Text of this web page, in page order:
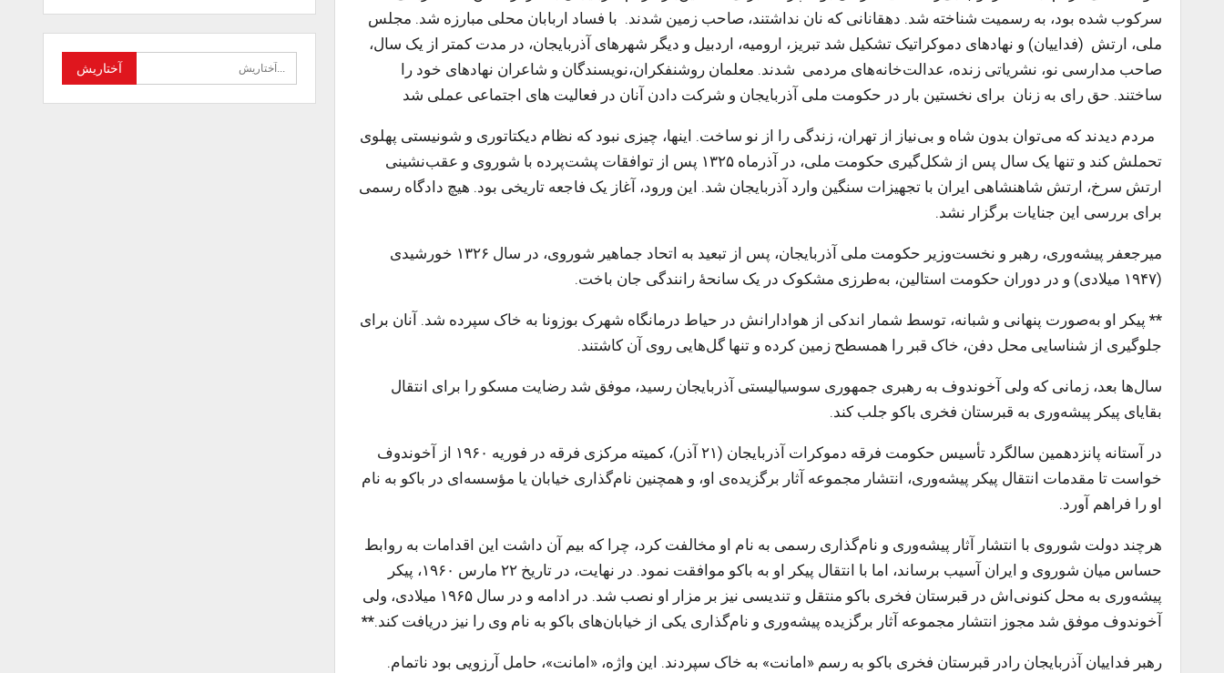
سرکوب شده بود، به رسمیت شناخته شد. دهقانانی که نان نداشتند، صاحب زمین شدند. با فساد اربابان محلی مبارزه شد. مجلس
ملی، ارتش (فداییان) و نهادهای دموکراتیک تشکیل شد تبریز، ارومیه، اردبیل و دیگر شهرهای آذربایجان، در مدت کمتر از یک سال،
صاحب مدارسی نو، نشریاتی زنده، عدالت‌خانه‌های مردمی شدند. معلمان روشنفکران،نویسندگان و شاعران نهادهای خود را
ساختند. حق رای به زنان برای نخستین بار در حکومت ملی آذربایجان و شرکت دادن آنان در فعالیت های اجتماعی عملی شد
مردم دیدند که می‌توان بدون شاه و بی‌نیاز از تهران، زندگی را از نو ساخت. اینها، چیزی نبود که نظام دیکتاتوری و شونیستی پهلوی
تحملش کند و تنها یک سال پس از شکل‌گیری حکومت ملی، در آذرماه ۱۳۲۵ پس از توافقات پشت‌پرده با شوروی و عقب‌نشینی
ارتش سرخ، ارتش شاهنشاهی ایران با تجهیزات سنگین وارد آذربایجان شد. این ورود، آغاز یک فاجعه تاریخی بود. هیچ دادگاه رسمی‌
برای بررسی این جنایات برگزار نشد.
میرجعفر پیشه‌وری، رهبر و نخست‌وزیر حکومت ملی آذربایجان، پس از تبعید به اتحاد جماهیر شوروی، در سال ۱۳۲۶ خورشیدی
(۱۹۴۷ میلادی) و در دوران حکومت استالین، به‌طرزی مشکوک در یک سانحهٔ رانندگی جان باخت.
** پیکر او به‌صورت پنهانی و شبانه، توسط شمار اندکی از هوادارانش در حیاط درمانگاه شهرک بوزونا به خاک سپرده شد. آنان برای
جلوگیری از شناسایی محل دفن، خاک قبر را همسطح زمین کرده و تنها گل‌هایی روی آن کاشتند.
سال‌ها بعد، زمانی که ولی آخوندوف به رهبری جمهوری سوسیالیستی آذربایجان رسید، موفق شد رضایت مسکو را برای انتقال
بقایای پیکر پیشه‌وری به قبرستان فخری باکو جلب کند.
در آستانه پانزدهمین سالگرد تأسیس حکومت فرقه دموکرات آذربایجان (۲۱ آذر)، کمیته مرکزی فرقه در فوریه ۱۹۶۰ از آخوندوف
خواست تا مقدمات انتقال پیکر پیشه‌وری، انتشار مجموعه آثار برگزیده‌ی او، و همچنین نام‌گذاری خیابان یا مؤسسه‌ای در باکو به نام
او را فراهم آورد.
هرچند دولت شوروی با انتشار آثار پیشه‌وری و نام‌گذاری رسمی به نام او مخالفت کرد، چرا که بیم آن داشت این اقدامات به روابط
حساس میان شوروی و ایران آسیب برساند، اما با انتقال پیکر او به باکو موافقت نمود. در نهایت، در تاریخ ۲۲ مارس ۱۹۶۰، پیکر
پیشه‌وری به محل کنونی‌اش در قبرستان فخری باکو منتقل و تندیسی نیز بر مزار او نصب شد. در ادامه و در سال ۱۹۶۵ میلادی، ولی
آخوندوف موفق شد مجوز انتشار مجموعه آثار برگزیده‌ پیشه‌وری و نام‌گذاری یکی از خیابان‌های باکو به نام وی را نیز دریافت کند.**
رهبر فداییان آذربایجان رادر قبرستان فخری باکو به رسم «امانت» به خاک سپردند. این واژه، «امانت»، حامل آرزویی بود ناتمام.